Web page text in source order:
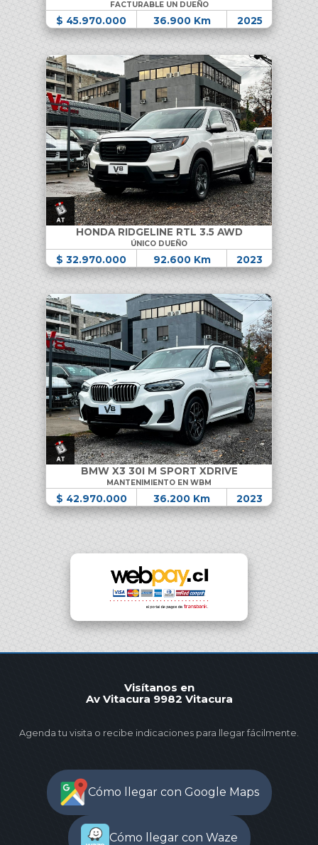
FACTURABLE UN DUEÑO
$ 45.970.000 36.900 Km 2025
HONDA RIDGELINE RTL 3.5 AWD
ÚNICO DUEÑO
$ 32.970.000 92.600 Km 2023
BMW X3 30I M SPORT XDRIVE
MANTENIMIENTO EN WBM
$ 42.970.000 36.200 Km 2023
Visítanos en
Av Vitacura 9982 Vitacura
Agenda tu visita o recibe indicaciones para llegar fácilmente.
Cómo llegar con Google Maps
Cómo llegar con Waze